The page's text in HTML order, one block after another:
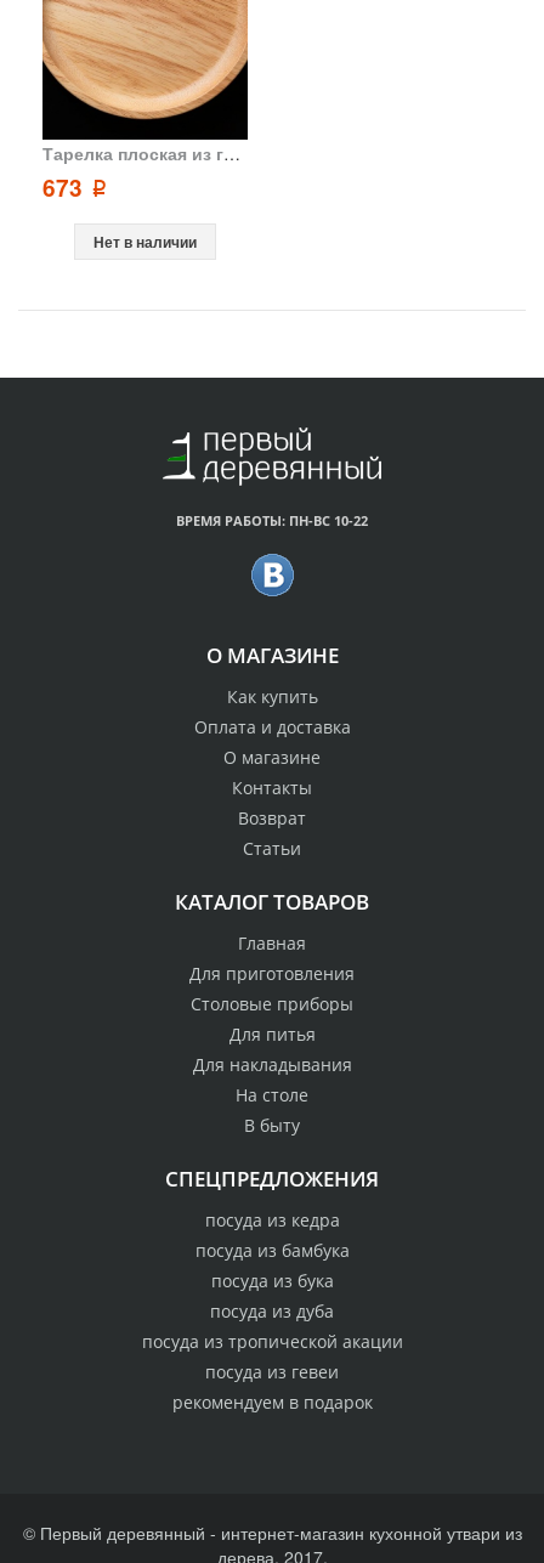
Тарелка плоская из гевеи бразильской D20
673 p
Нет в наличии
ВРЕМЯ РАБОТЫ: ПН-ВС 10-22
О МАГАЗИНЕ
Как купить
Оплата и доставка
О магазине
Контакты
Возврат
Статьи
КАТАЛОГ ТОВАРОВ
Главная
Для приготовления
Столовые приборы
Для питья
Для накладывания
На столе
В быту
СПЕЦПРЕДЛОЖЕНИЯ
посуда из кедра
посуда из бамбука
посуда из бука
посуда из дуба
посуда из тропической акации
посуда из гевеи
рекомендуем в подарок
© Первый деревянный - интернет-магазин кухонной утвари из
дерева, 2017.